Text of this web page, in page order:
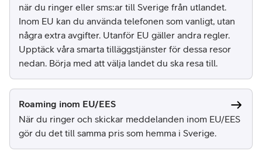
när du ringer eller sms:ar till Sverige från utlandet.
Inom EU kan du använda telefonen som vanligt, utan
några extra avgifter. Utanför EU gäller andra regler.
Upptäck våra smarta tilläggstjänster för dessa resor
nedan. Börja med att välja landet du ska resa till.
Roaming inom EU/EES
När du ringer och skickar meddelanden inom EU/EES
gör du det till samma pris som hemma i Sverige.